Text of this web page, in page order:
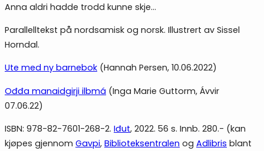
Anna aldri hadde trodd kunne skje…
Parallelltekst på nordsamisk og norsk. Illustrert av Sissel
Horndal.
Ute med ny barnebok (Hannah Persen, 10.06.2022)
Ođđa manaidgirji ilbmá (Inga Marie Guttorm, Ávvir
07.06.22)
ISBN: 978-82-7601-268-2. Iđut, 2022. 56 s. Innb. 280.- (kan
kjøpes gjennom Gavpi, Biblioteksentralen og Adlibris blant